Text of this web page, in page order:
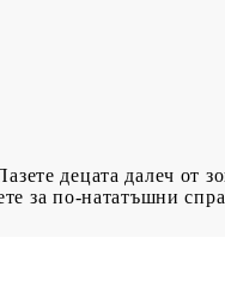
децата далеч от
за по-нататъшни